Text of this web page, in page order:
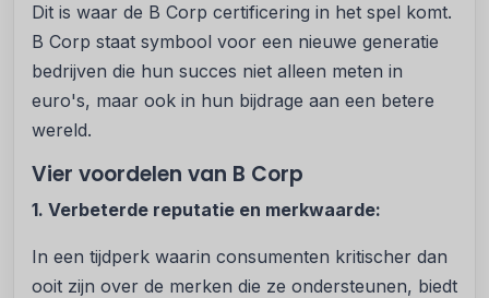
Dit is waar de B Corp certificering in het spel komt.
B Corp staat symbool voor een nieuwe generatie
bedrijven die hun succes niet alleen meten in
euro's, maar ook in hun bijdrage aan een betere
wereld.
Vier voordelen van B Corp
1. Verbeterde reputatie en merkwaarde:
In een tijdperk waarin consumenten kritischer dan
ooit zijn over de merken die ze ondersteunen, biedt